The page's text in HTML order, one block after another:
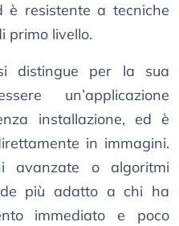
resistente a tecniche
primo livello.
distingue per la sua
un’applicazione
installazione, ed è
in immagini.
avanzate o algoritmi
più adatto a chi ha
immediato e poco